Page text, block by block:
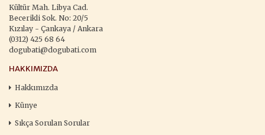
Kültür Mah. Libya Cad.
Becerikli Sok. No: 20/5
Kızılay - Çankaya / Ankara
(0312) 425 68 64
dogubati@dogubati.com
HAKKIMIZDA
Hakkımızda
Künye
Sıkça Sorulan Sorular